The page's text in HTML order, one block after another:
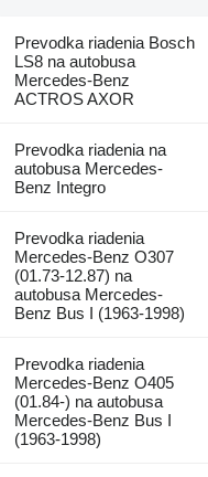
Prevodka riadenia Bosch
LS8 na autobusa
Mercedes-Benz
ACTROS AXOR
Prevodka riadenia na
autobusa Mercedes-
Benz Integro
Prevodka riadenia
Mercedes-Benz O307
(01.73-12.87) na
autobusa Mercedes-
Benz Bus I (1963-1998)
Prevodka riadenia
Mercedes-Benz O405
(01.84-) na autobusa
Mercedes-Benz Bus I
(1963-1998)